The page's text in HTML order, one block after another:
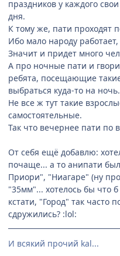
праздников у каждого
дня.
К тому же, пати проходят
Ибо мало народу
Значит и придет много
А про ночные пати и
ребята, посещающие
выбраться куда-то на
Не все ж тут такие
самостоятельные.
Так что вечернее пати по
От себя ещё добавлю:
почаще... а то анипати
Приори", "Ниагаре" (ну
"35мм"... хотелось бы что
кстати, "Город" так часто
сдружились? :lol:
И всякий прочий kal...